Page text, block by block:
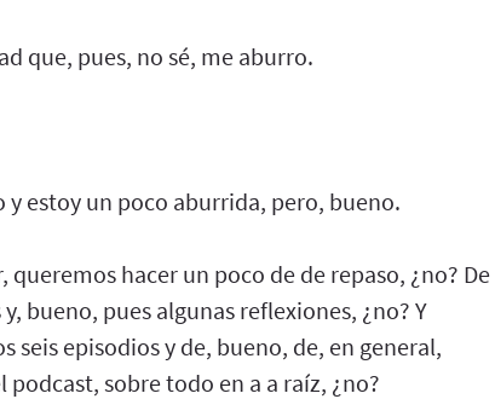
que, pues, no sé, me aburro.
estoy un poco aburrida, pero, bueno.
queremos hacer un poco de de repaso, ¿no? De
bueno, pues algunas reflexiones, ¿no? Y
seis episodios y de, bueno, de, en general,
sobre todo en a a raíz, ¿no?